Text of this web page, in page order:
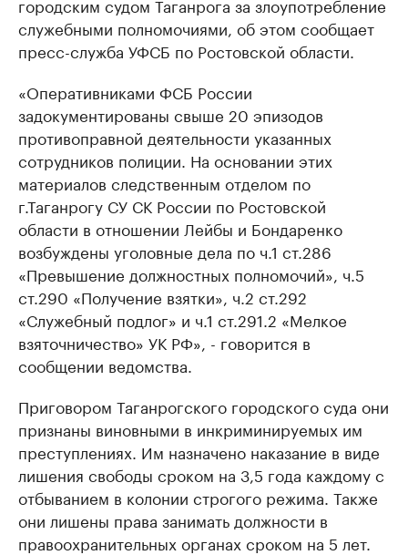
служебными полномочиями, об этом сообщает
пресс-служба УФСБ по Ростовской области.
«Оперативниками ФСБ России
задокументированы свыше 20 эпизодов
противоправной деятельности указанных
сотрудников полиции. На основании этих
материалов следственным отделом по
г.Таганрогу СУ СК России по Ростовской
области в отношении Лейбы и Бондаренко
возбуждены уголовные дела по ч.1 ст.286
«Превышение должностных полномочий», ч.5
ст.290 «Получение взятки», ч.2 ст.292
«Служебный подлог» и ч.1 ст.291.2 «Мелкое
взяточничество» УК РФ», - говорится в
сообщении ведомства.
Приговором Таганрогского городского суда они
признаны виновными в инкриминируемых им
преступлениях. Им назначено наказание в виде
лишения свободы сроком на 3,5 года каждому с
отбыванием в колонии строгого режима. Также
они лишены права занимать должности в
правоохранительных органах сроком на 5 лет.